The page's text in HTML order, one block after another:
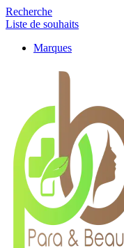
Recherche
Liste de souhaits
Marques